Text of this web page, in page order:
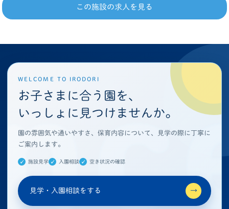
この施設の求人を見る
WELCOME TO IRODORI
お子さまに合う園を、
いっしょに見つけませんか。
園の雰囲気や通いやすさ、保育内容について、見学の際に丁寧に
ご案内します。
施設見学 入園相談 空き状況の確認
見学・入園相談をする →